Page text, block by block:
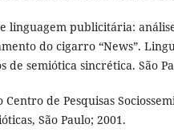
linguagem publicitária:
do cigarro “News”.
de semiótica sincrética. São
Centro de Pesquisas
São Paulo; 2001.